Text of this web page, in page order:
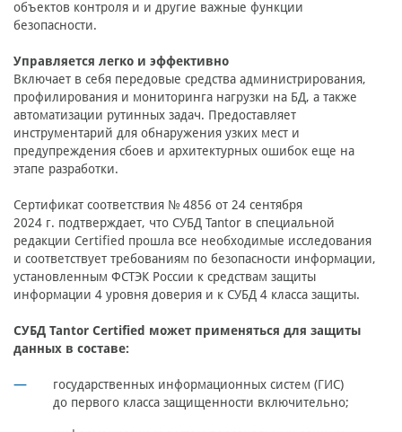
объектов контроля и и другие важные функции
безопасности.
Управляется легко и эффективно
Включает в себя передовые средства администрирования,
профилирования и мониторинга нагрузки на БД, а также
автоматизации рутинных задач. Предоставляет
инструментарий для обнаружения узких мест и
предупреждения сбоев и архитектурных ошибок еще на
этапе разработки.
Сертификат соответствия № 4856 от 24 сентября
2024 г. подтверждает, что СУБД Tantor в специальной
редакции Certified прошла все необходимые исследования
и соответствует требованиям по безопасности информации,
установленным ФСТЭК России к средствам защиты
информации 4 уровня доверия и к СУБД 4 класса защиты.
СУБД Tantor Certified может применяться для защиты
данных в составе:
государственных информационных систем (ГИС)
до первого класса защищенности включительно;